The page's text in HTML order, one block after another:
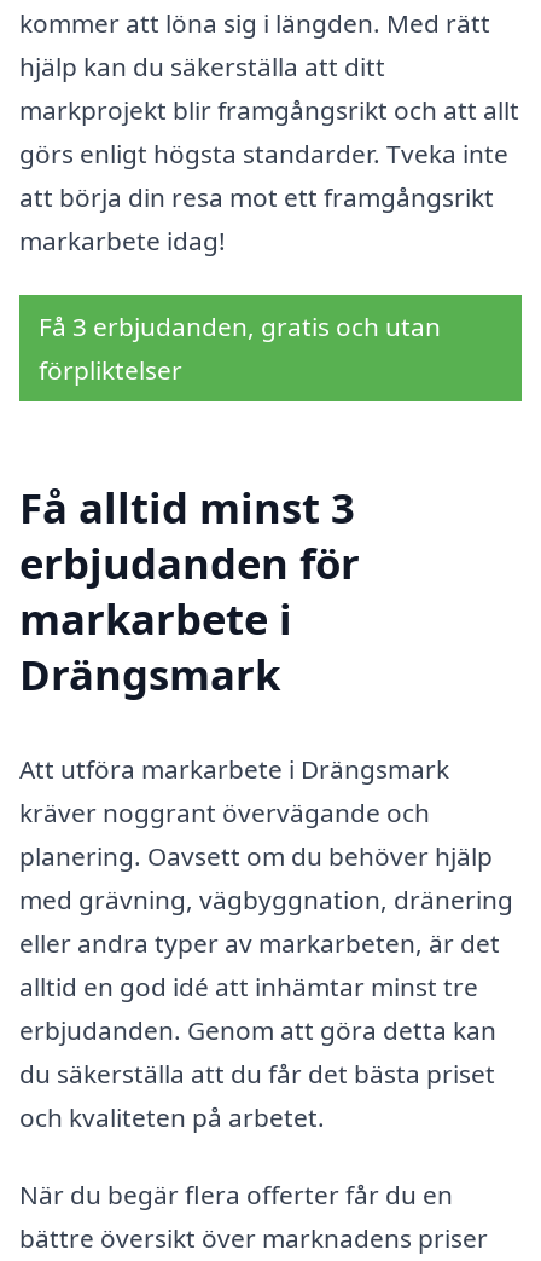
kommer att löna sig i längden. Med rätt
hjälp kan du säkerställa att ditt
markprojekt blir framgångsrikt och att allt
görs enligt högsta standarder. Tveka inte
att börja din resa mot ett framgångsrikt
markarbete idag!
Få 3 erbjudanden, gratis och utan
förpliktelser
Få alltid minst 3
erbjudanden för
markarbete i
Drängsmark
Att utföra markarbete i Drängsmark
kräver noggrant övervägande och
planering. Oavsett om du behöver hjälp
med grävning, vägbyggnation, dränering
eller andra typer av markarbeten, är det
alltid en god idé att inhämtar minst tre
erbjudanden. Genom att göra detta kan
du säkerställa att du får det bästa priset
och kvaliteten på arbetet.
När du begär flera offerter får du en
bättre översikt över marknadens priser